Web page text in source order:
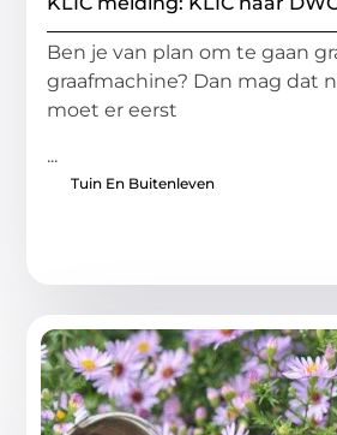
Ben je van plan om te gaan
graafmachine? Dan mag dat
moet er eerst
...
Tuin En Buitenleven